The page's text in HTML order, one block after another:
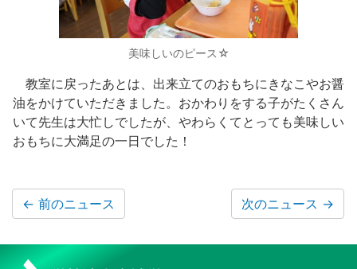
美味しいのピース☆
教室に戻ったあとは、出来立てのおもちにきなこやお醤
油をかけていただきました。おかわりをする子がたくさん
いて先生は大忙しでしたが、やわらくてとっても美味しい
おもちに大満足の一日でした！
← 前のニュース 次のニュース →